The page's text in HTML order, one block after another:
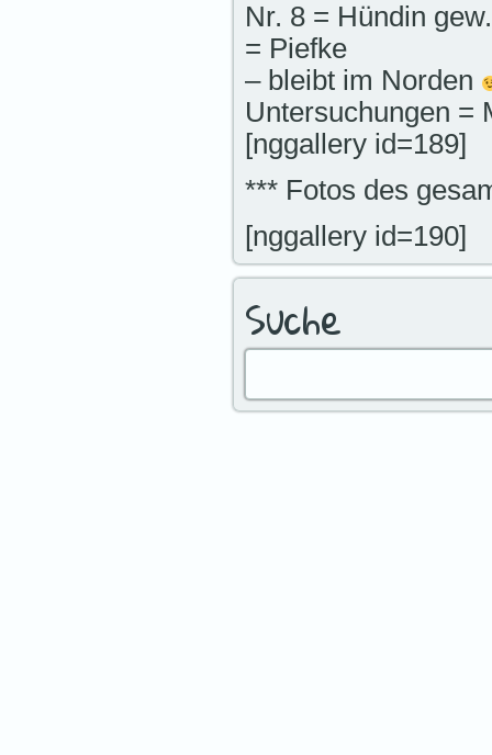
Nr. 8 = Hündin
= Piefke
– bleibt im Norden
Untersuchungen =
[nggallery id=189]
*** Fotos des
[nggallery id=190]
Suche